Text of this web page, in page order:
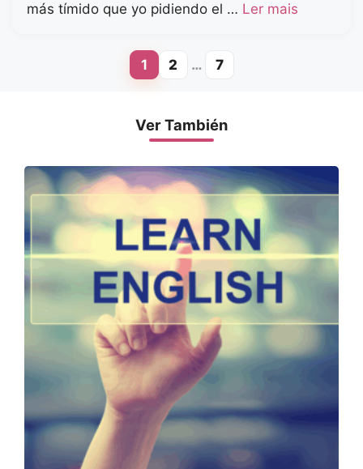
más tímido que yo pidiendo el … Ler mais
Page
1 Page
2 … Page
7
Ver También